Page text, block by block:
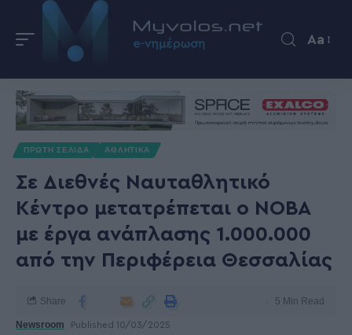
Aa
ΠΡΩΤΗ ΣΕΛΙΔΑ ΑΘΛΗΤΙΚΑ
Σε Διεθνές Ναυταθλητικό
Κέντρο μετατρέπεται ο ΝΟΒΑ
με έργα ανάπλασης 1.000.000
από την Περιφέρεια Θεσσαλίας
Newsroom Published 10/03/2025
Share 5 Min Read